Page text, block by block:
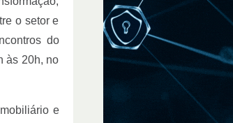
o setor e
do
às 20h, no
e